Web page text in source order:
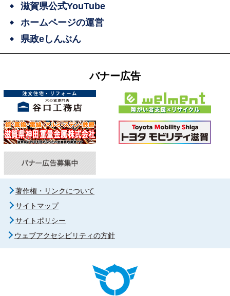
滋賀県公式YouTube
ホームページの運営
県政eしんぶん
バナー広告
著作権・リンクについて
サイトマップ
サイトポリシー
ウェブアクセシビリティの方針